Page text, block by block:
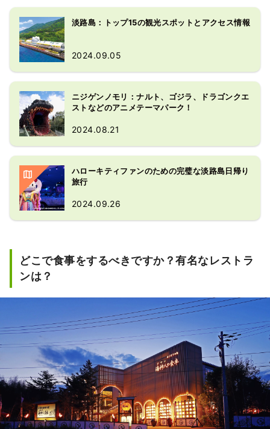
淡路島：トップ15の観光スポットとアクセス情報
2024.09.05
ニジゲンノモリ：ナルト、ゴジラ、ドラゴンクエ
ストなどのアニメテーマパーク！
2024.08.21
ハローキティファンのための完璧な淡路島日帰り
旅行
2024.09.26
どこで食事をするべきですか？有名なレストラ
ンは？